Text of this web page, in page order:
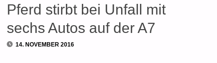
Pferd stirbt bei Unfall mit
sechs Autos auf der A7
14. NOVEMBER 2016